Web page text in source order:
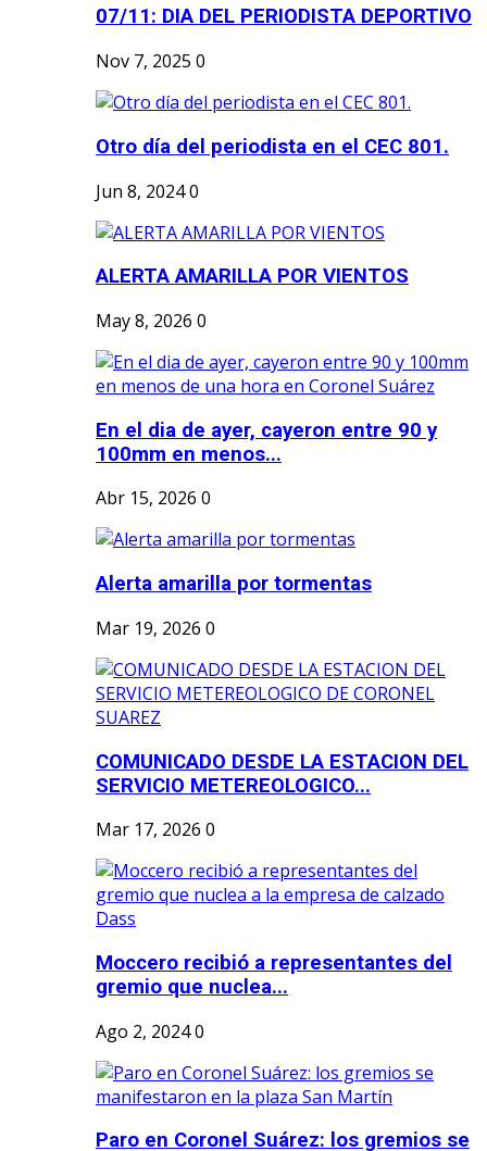
07/11: DIA DEL PERIODISTA DEPORTIVO
Nov 7, 2025 0
Otro día del periodista en el CEC 801.
Jun 8, 20240
ALERTA AMARILLA POR VIENTOS
May 8, 2026 0
En el dia de ayer, cayeron entre 90 y
100mm en menos...
Abr 15, 2026 0
Alerta amarilla por tormentas
Mar 19, 2026 0
COMUNICADO DESDE LA ESTACION DEL
SERVICIO METEREOLOGICO...
Mar 17, 2026 0
Moccero recibió a representantes del
gremio que nuclea...
Ago 2, 20240
Paro en Coronel Suárez: los gremios se